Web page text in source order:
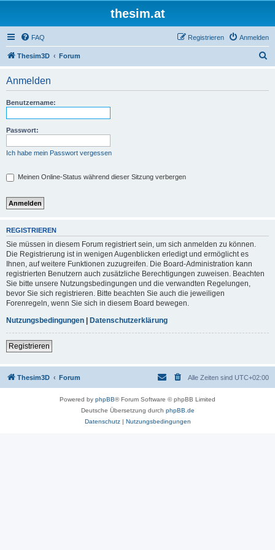
thesim.at
FAQ Anmelden
Registrieren
Thesim3D Forum
Anmelden
Benutzername:
Passwort:
Ich habe mein Passwort vergessen
Meinen Online-Status während dieser Sitzung verbergen
REGISTRIEREN
Sie müssen in diesem Forum registriert sein, um sich anmelden zu können.
Die Registrierung ist in wenigen Augenblicken erledigt und ermöglicht es
Ihnen, auf weitere Funktionen zuzugreifen. Die Board-Administration kann
registrierten Benutzern auch zusätzliche Berechtigungen zuweisen. Beachten
Sie bitte unsere Nutzungsbedingungen und die verwandten Regelungen,
bevor Sie sich registrieren. Bitte beachten Sie auch die jeweiligen
Forenregeln, wenn Sie sich in diesem Board bewegen.
Nutzungsbedingungen
Datenschutzerklärung
Registrieren
Thesim3D Forum Alle Zeiten sind UTC+02:00
Powered by phpBB® Forum Software © phpBB Limited
Deutsche Übersetzung durch phpBB.de
Datenschutz| Nutzungsbedingungen